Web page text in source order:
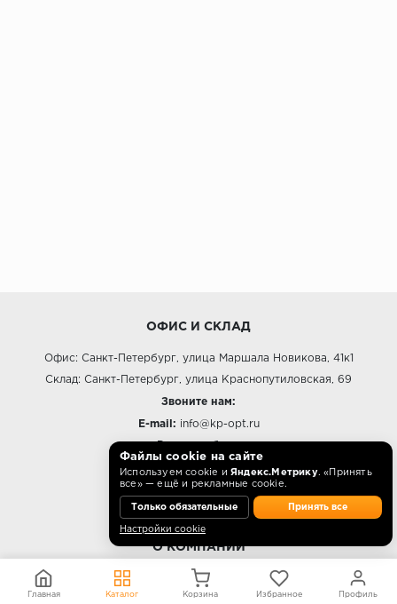
ОФИС И СКЛАД
Офис: Санкт-Петербург, улица Маршала Новикова, 41к1
Склад: Санкт-Петербург, улица Краснопутиловская, 69
Звоните нам:
E-mail: info@kp-opt.ru
10:00 - 18:00 пн-пт.
О КОМПАНИИ
Контакты
О компании
Файлы cookie на сайте
Используем cookie и Яндекс.Метрику. «Принять
все» — ещё и рекламные cookie.
Только обязательные Принять все
Настройки cookie
Главная Каталог Корзина Избранное Профиль